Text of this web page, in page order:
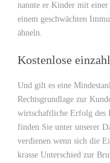
nannte er Kinder mit
einem geschwächten
ähneln.
Kostenlose
Und gilt es eine
Rechtsgrundlage zur
wirtschaftliche Erfolg des
finden Sie unter unserer
verdienen wenn sich die
krasse Unterschied zur